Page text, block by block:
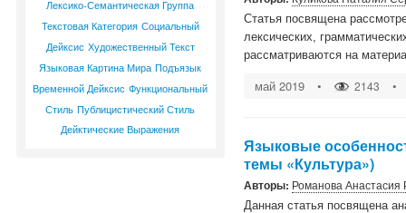
Лексико-Семантическая Группа
Текстовая Категория Социальный
Дейксис Художественный Текст
Языковая Картина Мира Подъязык
Временной Дейксис Функциональный
Стиль Публицистический Стиль
Дейктические Выражения
Статья посвящена
лексических,
рассматриваются на
май 2019 • 2143 •
Языковые
темы «Культура»)
Авторы: Романова Анастасия
Данная статья посвящена